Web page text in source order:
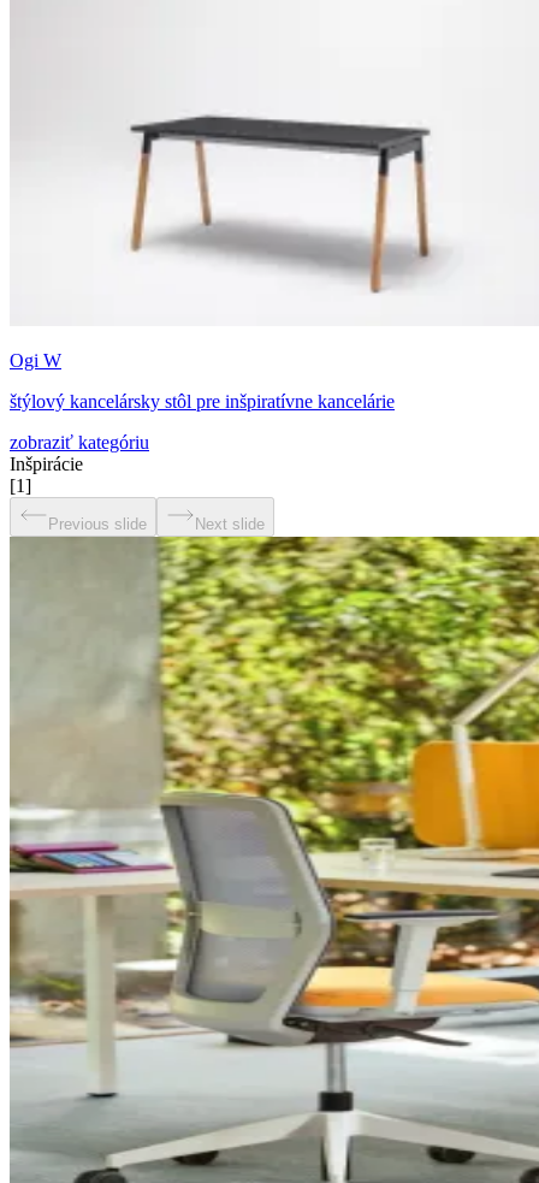
Ogi W
štýlový kancelársky stôl pre inšpiratívne kancelárie
zobraziť kategóriu
Inšpirácie
[1]
Previous slide Next slide